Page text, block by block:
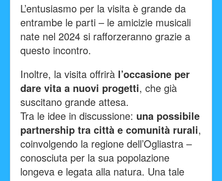
L’entusiasmo per la visita è grande da
entrambe le parti – le amicizie musicali
nate nel 2024 si rafforzeranno grazie a
questo incontro.
Inoltre, la visita offrirà l’occasione per
dare vita a nuovi progetti, che già
suscitano grande attesa.
Tra le idee in discussione: una possibile
partnership tra città e comunità rurali,
coinvolgendo la regione dell’Ogliastra –
conosciuta per la sua popolazione
longeva e legata alla natura. Una tale